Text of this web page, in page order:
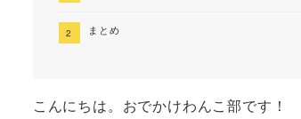
まとめ
こんにちは。おでかけわんこ部です！